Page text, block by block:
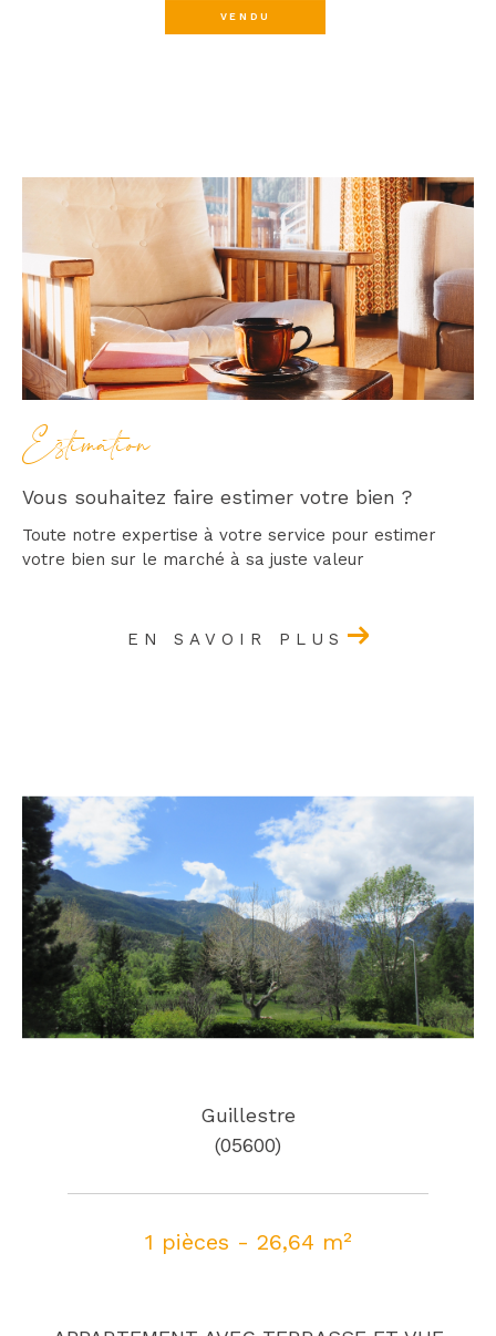
VENDU
Estimation
Vous souhaitez faire estimer votre bien ?
Toute notre expertise à votre service pour estimer
votre bien sur le marché à sa juste valeur
EN SAVOIR PLUS
Guillestre
(05600)
1 pièces - 26,64 m²